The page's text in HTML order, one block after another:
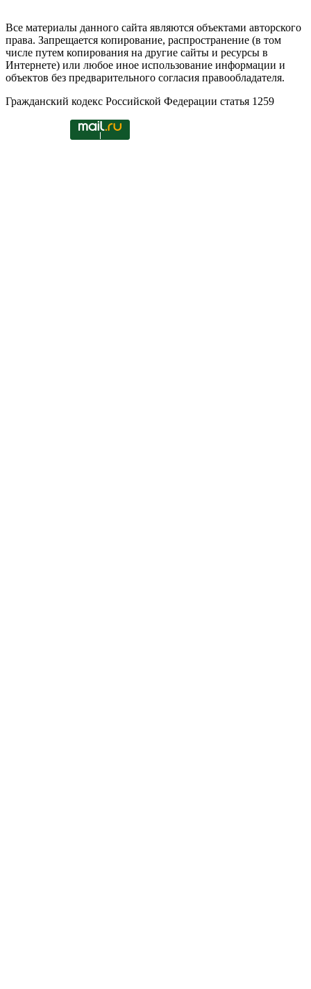
Все материалы данного сайта являются объектами авторского
права. Запрещается копирование, распространение (в том
числе путем копирования на другие сайты и ресурсы в
Интернете) или любое иное использование информации и
объектов без предварительного согласия правообладателя.
Гражданский кодекс Российской Федерации статья 1259